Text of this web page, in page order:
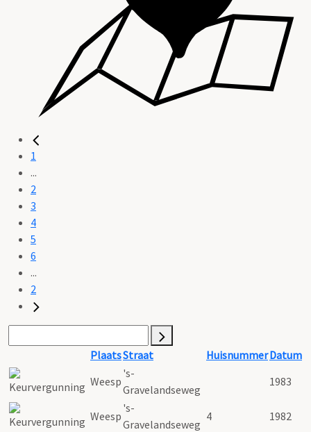
1
...
2
3
4
5
6
...
2
PlaatsStraat HuisnummerDatum
Weesp
's-
Gravelandseweg
1983
Weesp
's-
Gravelandseweg
4 1982